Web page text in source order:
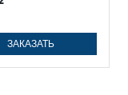
ЗАКАЗАТЬ